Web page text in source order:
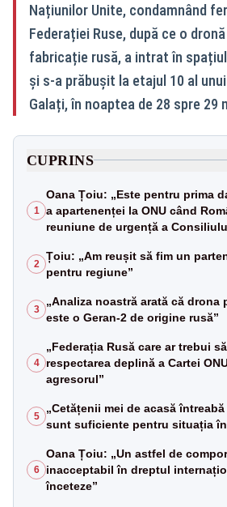
Națiunilor Unite, condamnând
Federației Ruse, după ce o
fabricație rusă, a intrat în
și s-a prăbușit la etajul 10 al
Galați, în noaptea de 28 spre 29
CUPRINS
1
Oana Țoiu: „Este pentru prima
a apartenenței la ONU când
reuniune de urgență a
2
Țoiu: „Am reușit să fim un
pentru regiune”
3
„Analiza noastră arată că drona
este o Geran-2 de origine rusă”
4
„Federația Rusă care ar trebui
respectarea deplină a Cartei
agresorul”
5
„Cetățenii mei de acasă
sunt suficiente pentru situația în
6
Oana Țoiu: „Un astfel de
inacceptabil în dreptul
înceteze”